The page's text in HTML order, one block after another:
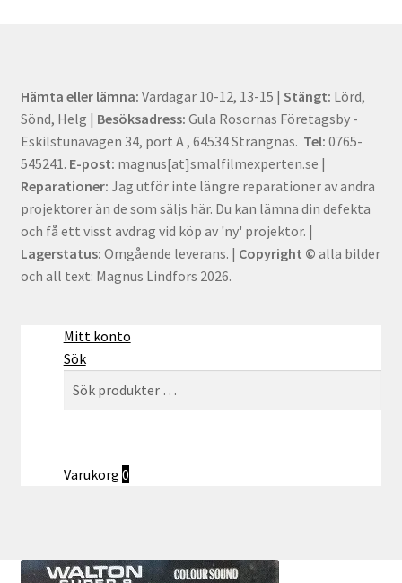
Hämta eller lämna: Vardagar 10-12, 13-15 | Stängt: Lörd,
Sönd, Helg | Besöksadress: Gula Rosornas Företagsby -
Eskilstunavägen 34, port A , 64534 Strängnäs. Tel: 0765-
545241. E-post: magnus[at]smalfilmexperten.se |
Reparationer: Jag utför inte längre reparationer av andra
projektorer än de som säljs här. Du kan lämna din defekta
och få ett visst avdrag vid köp av 'ny' projektor. |
Lagerstatus: Omgående leverans. | Copyright © alla bilder
och all text: Magnus Lindfors 2026.
Mitt konto
Sök
Varukorg 0